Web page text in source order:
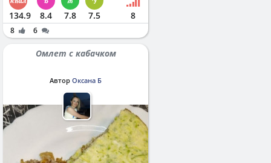
134.9 8.4 7.8 7.5 8
8 6
Омлет с кабачком
Автор Оксана Б